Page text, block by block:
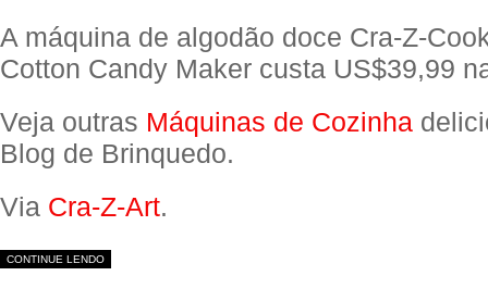
A máquina de algodão doce Cra-Z-
Cotton Candy Maker custa US$39,99
Veja outras Máquinas de Cozinha
Blog de Brinquedo.
Via Cra-Z-Art.
CONTINUE LENDO